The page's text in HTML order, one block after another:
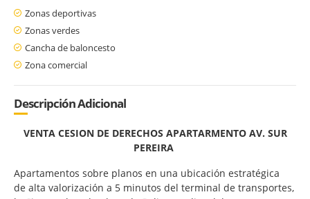
Zonas deportivas
Zonas verdes
Cancha de baloncesto
Zona comercial
Descripción Adicional
VENTA CESION DE DERECHOS APARTARMENTO AV. SUR
PEREIRA
Apartamentos sobre planos en una ubicación estratégica
de alta valorización a 5 minutos del terminal de transportes,